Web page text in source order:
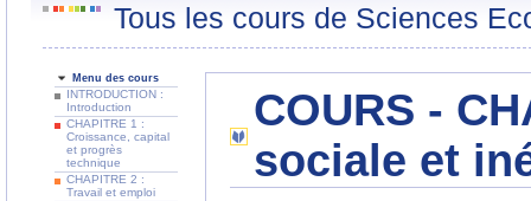
Tous les cours de Sciences
Menu des cours
INTRODUCTION :
Introduction
CHAPITRE 1 :
Croissance, capital
et progrès
technique
CHAPITRE 2 :
Travail et emploi
COURS -
sociale et